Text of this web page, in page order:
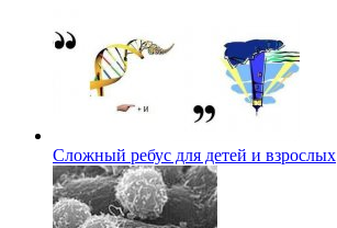
Сложный ребус для детей и взрослых